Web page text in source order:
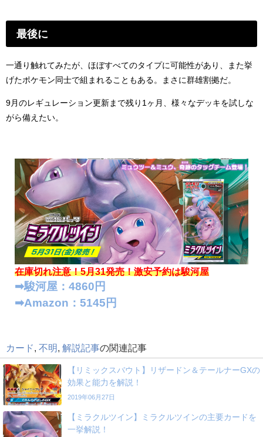
最後に
一通り触れてみたが、ほぼすべてのタイプに可能性があり、また挙
げたポケモン同士で組まれることもある。まさに群雄割拠だ。
9月のレギュレーション更新まで残り1ヶ月、様々なデッキを試しな
がら備えたい。
在庫切れ注意！5月31発売！激安予約は駿河屋
➡︎駿河屋：4860円
➡︎Amazon：5145円
カード, 不明, 解説記事の関連記事
【リミックスバウト】リザードン＆テールナーGXの
効果と能力を解説！
2019年06月27日
【ミラクルツイン】ミラクルツインの主要カードを
一挙解説！